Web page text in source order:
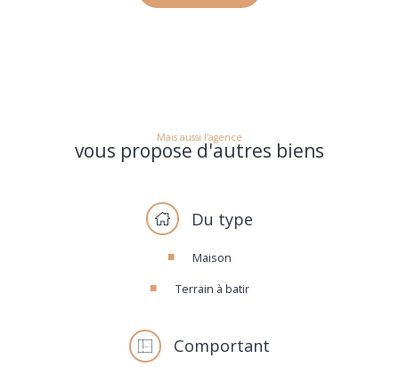
Mais aussi l'agence
vous propose d'autres biens
Du type
Maison
Terrain à batir
Comportant